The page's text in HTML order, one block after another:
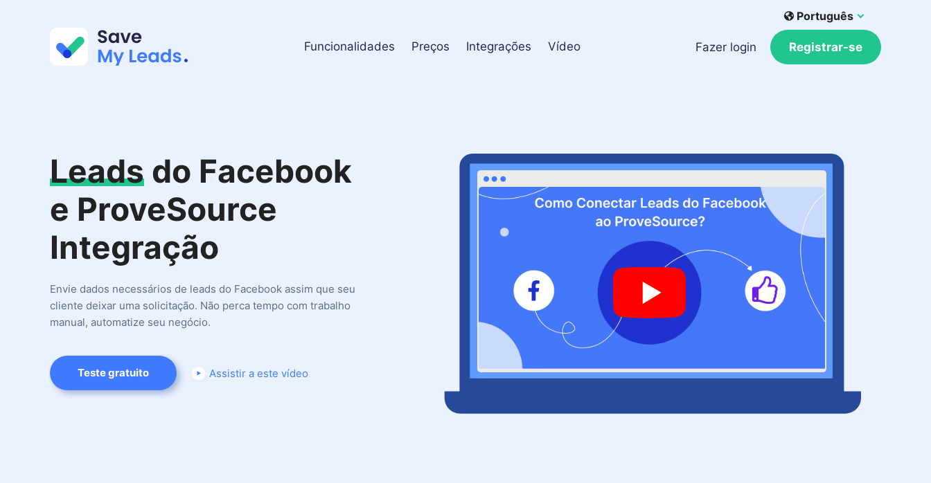
Funcionalidades Preços Integrações Vídeo
Português
Fazer login Registrar-se
Leads do Facebook
e ProveSource
Integração
Envie dados necessários de leads do Facebook assim que seu
cliente deixar uma solicitação. Não perca tempo com trabalho
manual, automatize seu negócio.
Teste gratuito Assistir a este vídeo